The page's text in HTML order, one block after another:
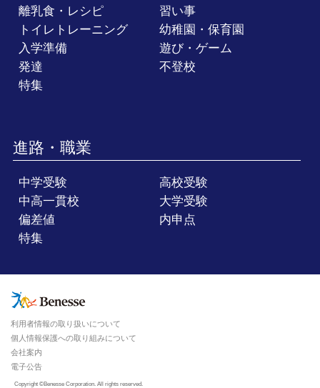
離乳食・レシピ
習い事
トイレトレーニング
幼稚園・保育園
入学準備
遊び・ゲーム
発達
不登校
特集
進路・職業
中学受験
高校受験
中高一貫校
大学受験
偏差値
内申点
特集
Copyright ©Benesse Corporation. All rights reserved.
利用者情報の取り扱いについて
個人情報保護への取り組みについて
会社案内
電子公告